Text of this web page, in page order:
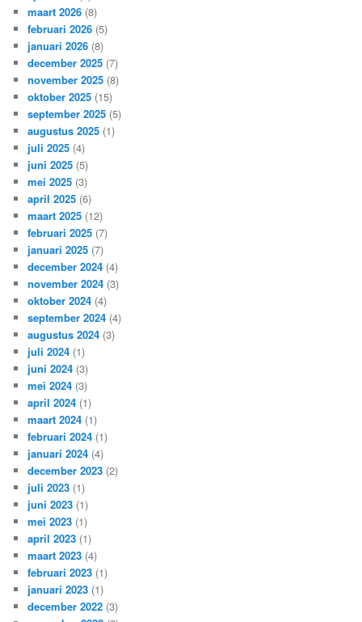
maart 2026 (8)
februari 2026 (5)
januari 2026 (8)
december 2025 (7)
november 2025 (8)
oktober 2025 (15)
september 2025 (5)
augustus 2025 (1)
juli 2025 (4)
juni 2025 (5)
mei 2025 (3)
april 2025 (6)
maart 2025 (12)
februari 2025 (7)
januari 2025 (7)
december 2024 (4)
november 2024 (3)
oktober 2024 (4)
september 2024 (4)
augustus 2024 (3)
juli 2024 (1)
juni 2024 (3)
mei 2024 (3)
april 2024 (1)
maart 2024 (1)
februari 2024 (1)
januari 2024 (4)
december 2023 (2)
juli 2023 (1)
juni 2023 (1)
mei 2023 (1)
april 2023 (1)
maart 2023 (4)
februari 2023 (1)
januari 2023 (1)
december 2022 (3)